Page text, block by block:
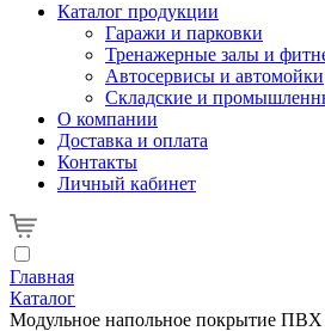
Каталог продукции
Гаражи и парковки
Тренажерные залы и
Автосервисы и автомойки
Складские и
О компании
Доставка и оплата
Контакты
Личный кабинет
Главная
Каталог
Модульное напольное покрытие ПВХ